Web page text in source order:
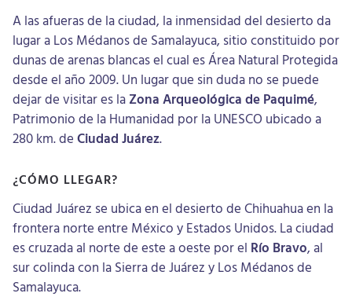
A las afueras de la ciudad, la inmensidad del desierto da
lugar a Los Médanos de Samalayuca, sitio constituido por
dunas de arenas blancas el cual es Área Natural Protegida
desde el año 2009. Un lugar que sin duda no se puede
dejar de visitar es la Zona Arqueológica de Paquimé,
Patrimonio de la Humanidad por la UNESCO ubicado a
280 km. de Ciudad Juárez.
¿CÓMO LLEGAR?
Ciudad Juárez se ubica en el desierto de Chihuahua en la
frontera norte entre México y Estados Unidos. La ciudad
es cruzada al norte de este a oeste por el Río Bravo, al
sur colinda con la Sierra de Juárez y Los Médanos de
Samalayuca.